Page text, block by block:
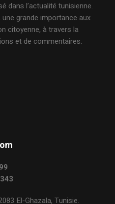
dans l’actualité tunisienne.
grande importance aux
citoyenne, à travers la
et de commentaires.
El-Ghazala, Tunisie.